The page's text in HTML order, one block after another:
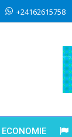
+24162615758
ECONOMIE